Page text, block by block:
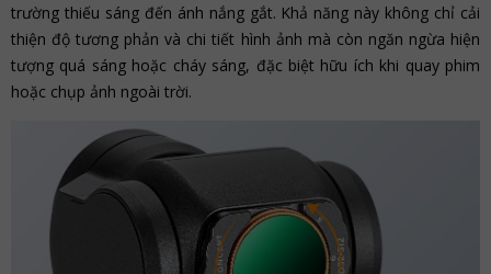
trường thiếu sáng đến ánh nắng gắt. Khả năng này không chỉ cải
thiện độ tương phản và chi tiết hình ảnh mà còn ngăn ngừa hiện
tượng quá sáng hoặc cháy sáng, đặc biệt hữu ích khi quay phim
hoặc chụp ảnh ngoài trời.